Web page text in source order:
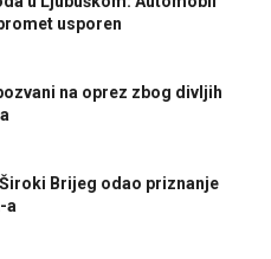
usporen
na oprez zbog divljih
Brijeg odao priznanje
a